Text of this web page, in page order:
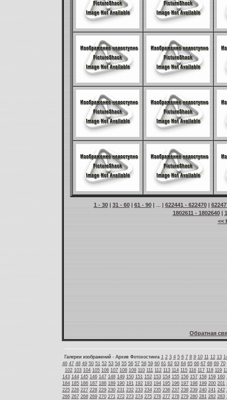
1 - 30| 31 - 60| 61 - 90| ... | 622441 - 622470|
1802611 - 1802640|
<<
Обратная
Галереи изображений - Архив Фотохостинга 1 2 3 4 5 6 7 8 9 10 11 12 13
46 47 48 49 50 51 52 53 54 55 56 57 58 59 60 61 62 63 64 65 66 67 68 69 70
102 103 104 105 106 107 108 109 110 111 112 113 114 115 116 117 118 119
143 144 145 146 147 148 149 150 151 152 153 154 155 156 157 158 159 160
184 185 186 187 188 189 190 191 192 193 194 195 196 197 198 199 200 201
225 226 227 228 229 230 231 232 233 234 235 236 237 238 239 240 241 242
266 267 268 269 270 271 272 273 274 275 276 277 278 279 280 281 282 283